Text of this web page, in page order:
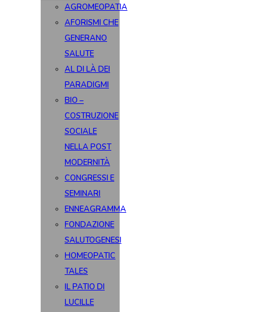
AGROMEOPATIA
AFORISMI CHE
GENERANO
SALUTE
AL DI LÀ DEI
PARADIGMI
BIO –
COSTRUZIONE
SOCIALE
NELLA POST
MODERNITÀ
CONGRESSI E
SEMINARI
ENNEAGRAMMA
FONDAZIONE
SALUTOGENESI
HOMEOPATIC
TALES
IL PATIO DI
LUCILLE